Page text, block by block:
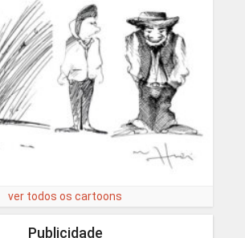
ver todos os cartoons
Publicidade